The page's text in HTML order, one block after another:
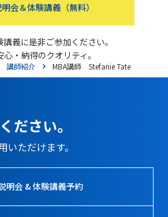
会＆体験講義（無料）
義に是非ご参加ください。
心・納得のクオリティ。
講師紹介 MBA講師 Stefanie Tate
ださい。
いただけます。
明会 & 体験講義予約